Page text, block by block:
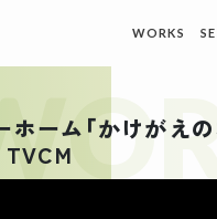
ーション WORKS
ホーム「かけがえ
TVCM